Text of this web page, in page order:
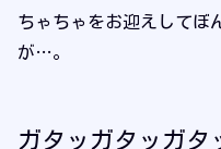
ちゃちゃをお迎えしてぼ
が…。
ガタッガタッガタ